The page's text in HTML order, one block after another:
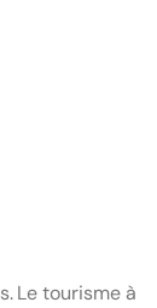
Le tourisme à